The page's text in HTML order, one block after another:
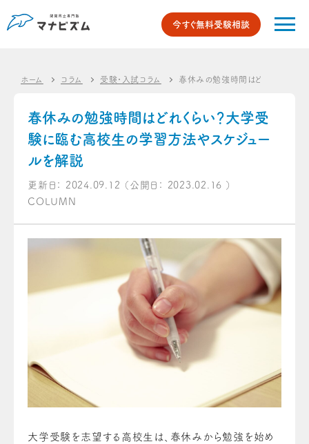
今すぐ無料受験相談
ホーム コラム 受験・入試コラム 春休みの勉強時間はどれくらい？
春休みの勉強時間はどれくらい？大学受
験に臨む高校生の学習方法やスケジュー
ルを解説
更新日： 2024.09.12 （公開日： 2023.02.16 ）
COLUMN
大学受験を志望する高校生は、春休みから勉強を始め